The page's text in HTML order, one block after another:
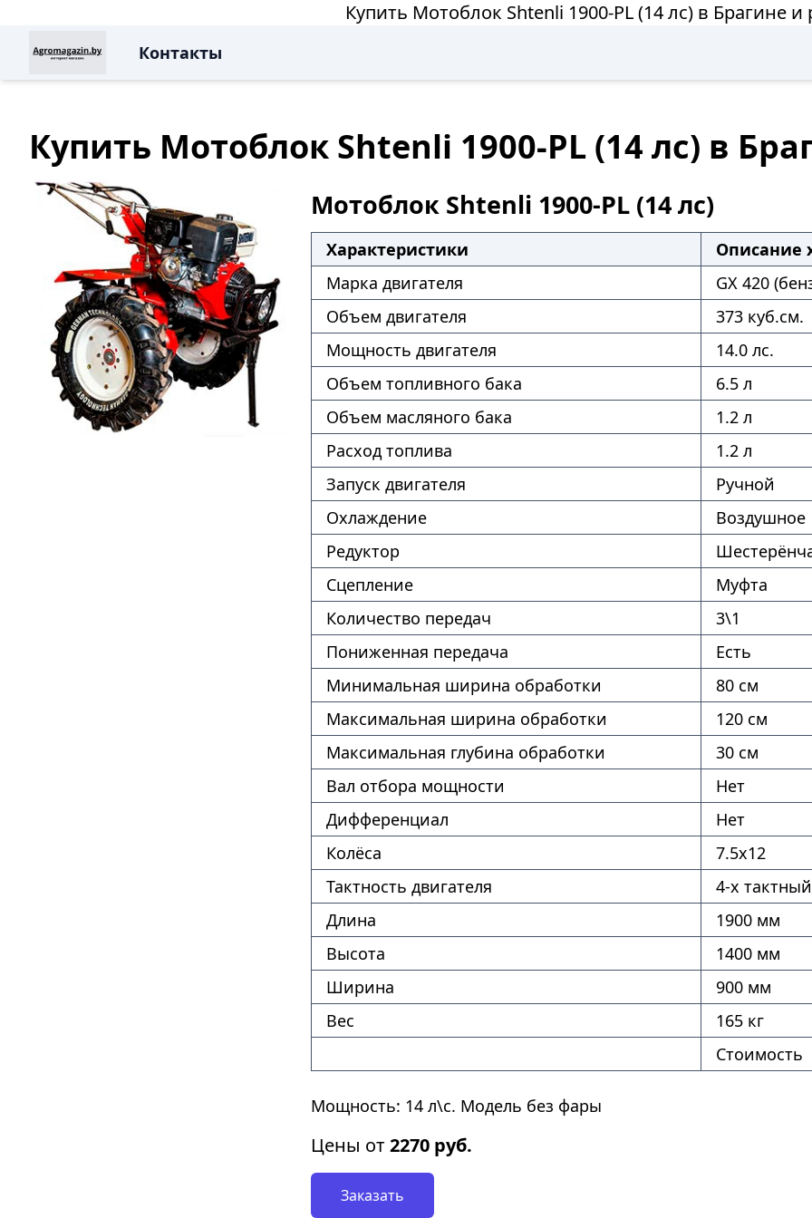
Купить Мотоблок Shtenli 1900-PL (14 лс) в Брагине и
Контакты
Купить Мотоблок Shtenli 1900-PL (14 лс) в
Мотоблок Shtenli 1900-PL (14 лс)
Характеристики
Описание
Марка двигателя
GX 420
Объем двигателя
373 куб.см.
Мощность двигателя
14.0 лс.
Объем топливного бака
6.5 л
Объем масляного бака
1.2 л
Расход топлива
1.2 л
Запуск двигателя
Ручной
Охлаждение
Воздушное
Редуктор
Сцепление
Муфта
Количество передач
3\1
Пониженная передача
Есть
Минимальная ширина обработки
80 см
Максимальная ширина обработки
120 см
Максимальная глубина обработки
30 см
Вал отбора мощности
Нет
Дифференциал
Нет
Колёса
7.5х12
Тактность двигателя
4-х тактный
Длина
1900 мм
Высота
1400 мм
Ширина
900 мм
Вес
165 кг
Стоимость
Мощность: 14 л\с. Модель без фары
Цены от2270 руб.
Заказать